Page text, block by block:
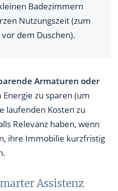
Badezimmern
Nutzungszeit (zum
dem Duschen).
Armaturen oder
Energie zu sparen (um
laufenden Kosten zu
Relevanz haben, wenn
ihre Immobilie kurzfristig
Assistenz